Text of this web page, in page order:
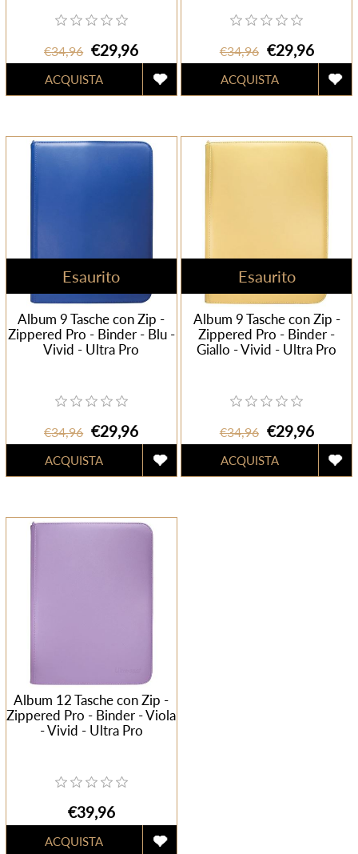
€34,96 €29,96 €34,96 €29,96
Esaurito
Album 9 Tasche con Zip -
Zippered Pro - Binder - Blu -
Vivid - Ultra Pro
€34,96 €29,96
Esaurito
Album 9 Tasche con Zip -
Zippered Pro - Binder -
Giallo - Vivid - Ultra Pro
€34,96 €29,96
Album 12 Tasche con Zip -
Zippered Pro - Binder - Viola
- Vivid - Ultra Pro
€39,96